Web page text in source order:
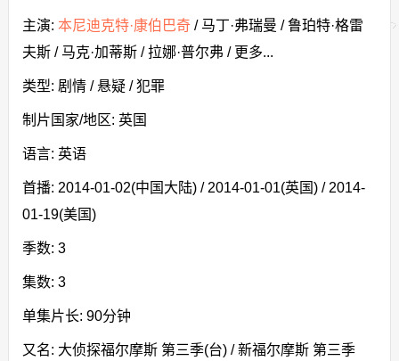
主演: 本尼迪克特·康伯巴奇/ 马丁·弗瑞曼 / 鲁珀特·格雷
夫斯 / 马克·加蒂斯 / 拉娜·普尔弗 / 更多...
类型: 剧情 / 悬疑 / 犯罪
制片国家/地区: 英国
语言: 英语
首播: 2014-01-02(中国大陆) / 2014-01-01(英国) / 2014-
01-19(美国)
季数: 3
集数: 3
单集片长: 90分钟
又名: 大侦探福尔摩斯 第三季(台) / 新福尔摩斯 第三季